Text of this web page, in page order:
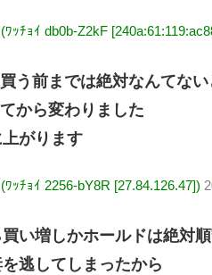
ﾜｯﾁｮｲ db0b-Z2kF
う前までは絶対なんてな
から変わりました
がります
ﾜｯﾁｮｲ 2256-bY8R [27.84.126.47])
い増しかホールドは絶対
逃してしまったから